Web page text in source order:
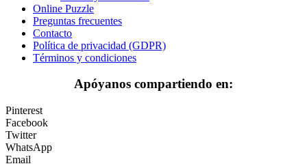
Verano y vacaciones
Libros para colorear para niños
Nezaradené
Online Puzzle
Preguntas frecuentes
Contacto
Política de privacidad (GDPR)
Términos y condiciones
Apóyanos compartiendo en:
Pinterest
Facebook
Twitter
WhatsApp
Email